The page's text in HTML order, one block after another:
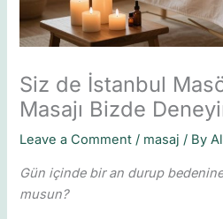
Siz de İstanbul
Masajı Bizde
Leave a Comment / masaj / By
Gün içinde bir an durup
musun?